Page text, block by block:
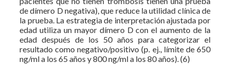
de dímero D negativa), que reduce la utilidad clínica de
la prueba. La estrategia de interpretación ajustada por
edad utiliza un mayor dímero D con el aumento de la
edad después de los 50 años para categorizar el
resultado como negativo/positivo (p. ej., límite de 650
ng/ml a los 65 años y 800 ng/ml a los 80 años). (6)